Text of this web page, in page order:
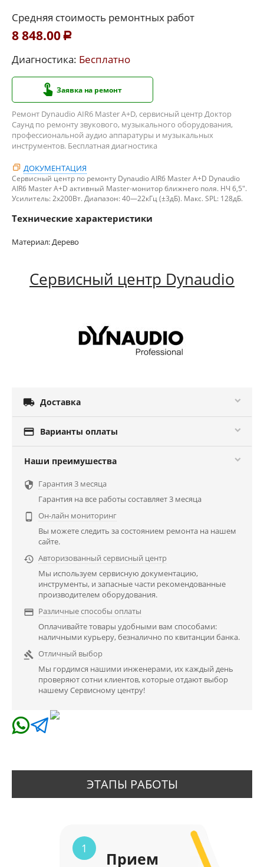
Средняя стоимость ремонтных работ
8 848.00 Р
Диагностика: Бесплатно
Заявка на ремонт
Ремонт Dynaudio AIR6 Master A+D, сервисный центр Доктор
Саунд по ремонту звукового, музыкального оборудования,
профессиональной аудио аппаратуры и музыкальных
инструментов. Бесплатная диагностика
ДОКУМЕНТАЦИЯ
Сервисный центр по ремонту Dynaudio AIR6 Master A+D Dynaudio
AIR6 Master A+D активный Master-монитор ближнего поля. НЧ 6,5".
Усилитель: 2х200Вт. Диапазон: 40—22кГц (±3дБ). Макс. SPL: 128дБ.
Технические характеристики
Материал: Дерево
Сервисный центр Dynaudio
 Доставка
 Варианты оплаты
Наши преимушества
 Гарантия 3 месяца
Гарантия на все работы составляет 3 месяца

Он-лайн мониторинг
Вы можете следить за состоянием ремонта на нашем
сайте.
 Авторизованный сервисный центр
Мы используем сервисную документацию,
инструменты, и запасные части рекомендованные
производителем оборудования.
 Различные способы оплаты
Оплачивайте товары удобными вам способами:
наличными курьеру, безналично по квитанции банка.
 Отличный выбор
Мы гордимся нашими инженерами, их каждый день
проверяют сотни клиентов, которые отдают выбор
нашему Сервисному центру!
ЭТАПЫ РАБОТЫ
1
Прием